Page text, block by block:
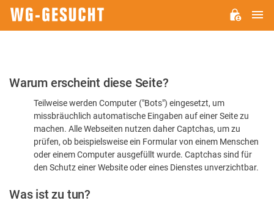
Bitte
dass
sind
Warum erscheint diese Seite?
Teilweise werden Computer ("Bots") eingesetzt, um
missbräuchlich automatische Eingaben auf einer Seite zu
machen. Alle Webseiten nutzen daher Captchas, um zu
prüfen, ob beispielsweise ein Formular von einem Menschen
oder einem Computer ausgefüllt wurde. Captchas sind für
den Schutz einer Website oder eines Dienstes unverzichtbar.
Was ist zu tun?